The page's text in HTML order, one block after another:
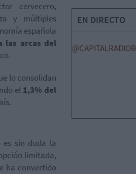
cervecero,
y múltiples
española
las arcas del
lo consolidan
el 1,3% del
sin duda la
limitada,
ha convertido
EN DIRECTO
@CAPITALRADIOB